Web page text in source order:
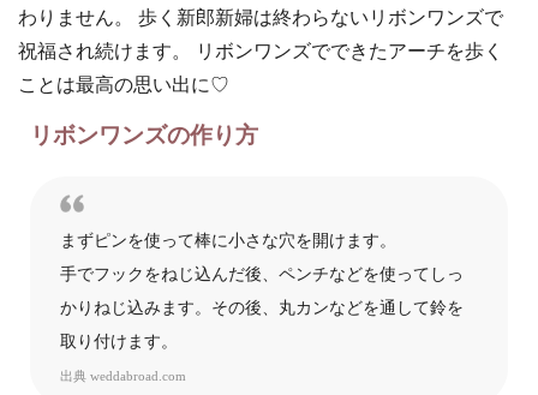
わりません。 歩く新郎新婦は終わらないリボンワンズで
祝福され続けます。 リボンワンズでできたアーチを歩く
ことは最高の思い出に♡
リボンワンズの作り方
まずピンを使って棒に小さな穴を開けます。
手でフックをねじ込んだ後、ペンチなどを使ってしっ
かりねじ込みます。その後、丸カンなどを通して鈴を
取り付けます。
出典 weddabroad.com